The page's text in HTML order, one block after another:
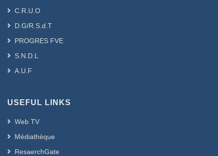
C.R.U.O
D.G/R.S.d.T
PROGRES FVE
S.N.D.L
A.U.F
USEFUL LINKS
Web TV
Médiathèque
ResaerchGate